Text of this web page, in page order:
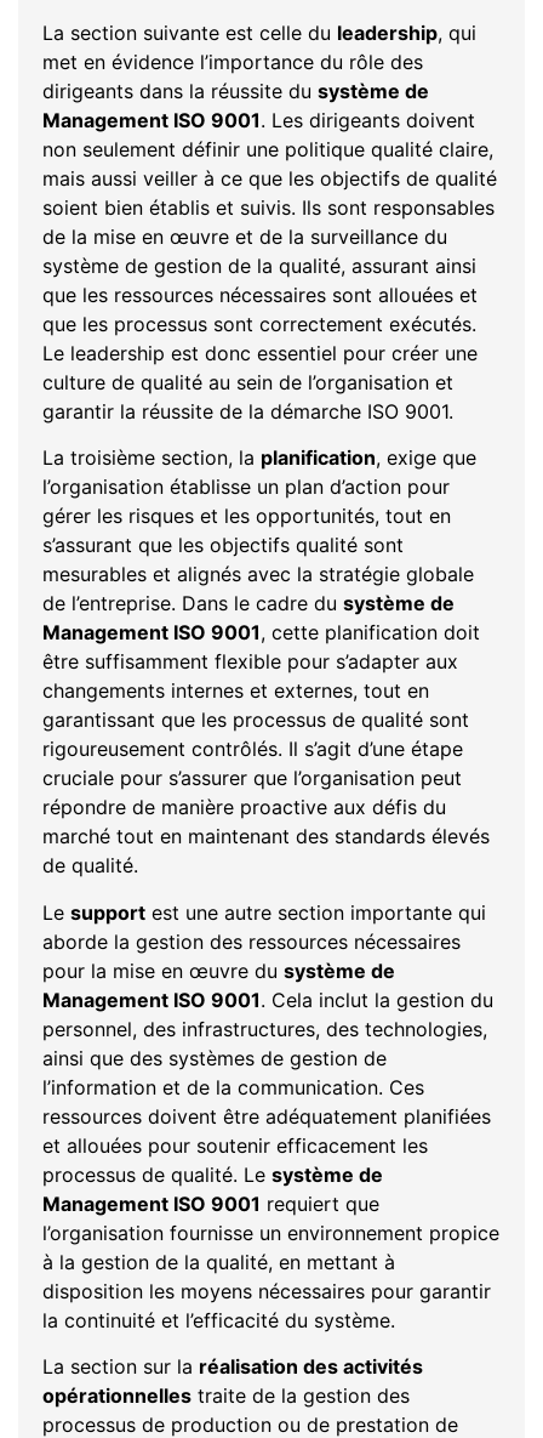
La section suivante est celle du leadership, qui
met en évidence l’importance du rôle des
dirigeants dans la réussite du système de
Management ISO 9001. Les dirigeants doivent
non seulement définir une politique qualité claire,
mais aussi veiller à ce que les objectifs de qualité
soient bien établis et suivis. Ils sont responsables
de la mise en œuvre et de la surveillance du
système de gestion de la qualité, assurant ainsi
que les ressources nécessaires sont allouées et
que les processus sont correctement exécutés.
Le leadership est donc essentiel pour créer une
culture de qualité au sein de l’organisation et
garantir la réussite de la démarche ISO 9001.
La troisième section, la planification, exige que
l’organisation établisse un plan d’action pour
gérer les risques et les opportunités, tout en
s’assurant que les objectifs qualité sont
mesurables et alignés avec la stratégie globale
de l’entreprise. Dans le cadre du système de
Management ISO 9001, cette planification doit
être suffisamment flexible pour s’adapter aux
changements internes et externes, tout en
garantissant que les processus de qualité sont
rigoureusement contrôlés. Il s’agit d’une étape
cruciale pour s’assurer que l’organisation peut
répondre de manière proactive aux défis du
marché tout en maintenant des standards élevés
de qualité.
Le support est une autre section importante qui
aborde la gestion des ressources nécessaires
pour la mise en œuvre du système de
Management ISO 9001. Cela inclut la gestion du
personnel, des infrastructures, des technologies,
ainsi que des systèmes de gestion de
l’information et de la communication. Ces
ressources doivent être adéquatement planifiées
et allouées pour soutenir efficacement les
processus de qualité. Le système de
Management ISO 9001 requiert que
l’organisation fournisse un environnement propice
à la gestion de la qualité, en mettant à
disposition les moyens nécessaires pour garantir
la continuité et l’efficacité du système.
La section sur la réalisation des activités
opérationnelles traite de la gestion des
processus de production ou de prestation de